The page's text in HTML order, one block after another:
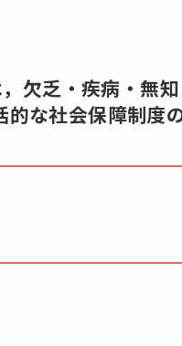
欠乏・疾病・無
な社会保障制度